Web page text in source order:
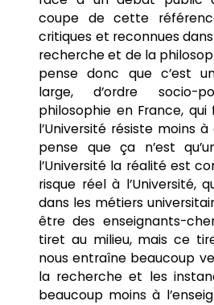
coupe de cette
critiques et reconnues
recherche et de la
pense donc que c’est
large, d’ordre socio-
philosophie en France, qui
l’Université résiste moins
pense que ça n’est
l’Université la réalité est
risque réel à l’Université,
dans les métiers
être des enseignants-
tiret au milieu, mais ce
nous entraîne beaucoup
la recherche et les
beaucoup moins à